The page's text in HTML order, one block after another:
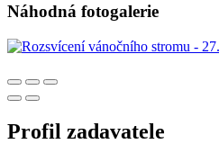
Náhodná fotogalerie
Profil zadavatele